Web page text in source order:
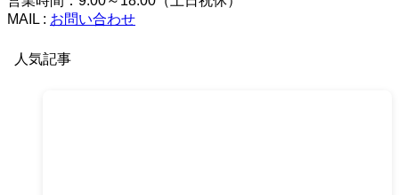
MAIL : お問い合わせ
人気記事